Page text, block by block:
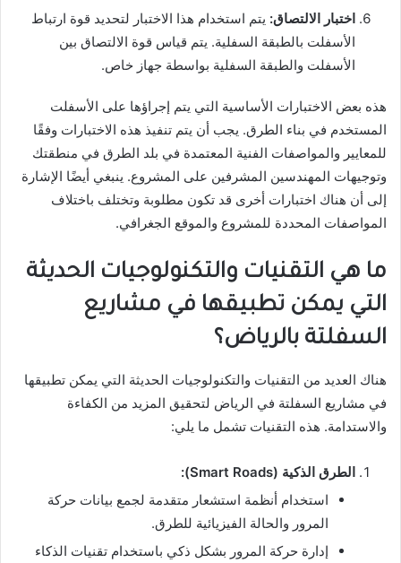
اختبار الالتصاق: يتم استخدام هذا الاختبار لتحديد قوة ارتباط
الأسفلت بالطبقة السفلية. يتم قياس قوة الالتصاق بين
الأسفلت والطبقة السفلية بواسطة جهاز خاص.
هذه بعض الاختبارات الأساسية التي يتم إجراؤها على الأسفلت
المستخدم في بناء الطرق. يجب أن يتم تنفيذ هذه الاختبارات وفقًا
للمعايير والمواصفات الفنية المعتمدة في بلد الطرق في منطقتك
وتوجيهات المهندسين المشرفين على المشروع. ينبغي أيضًا الإشارة
إلى أن هناك اختبارات أخرى قد تكون مطلوبة وتختلف باختلاف
المواصفات المحددة للمشروع والموقع الجغرافي.
ما هي التقنيات والتكنولوجيات الحديثة
التي يمكن تطبيقها في مشاريع
السفلتة بالرياض؟
هناك العديد من التقنيات والتكنولوجيات الحديثة التي يمكن تطبيقها
في مشاريع السفلتة في الرياض لتحقيق المزيد من الكفاءة
والاستدامة. هذه التقنيات تشمل ما يلي:
الطرق الذكية (Smart Roads):
استخدام أنظمة استشعار متقدمة لجمع بيانات حركة
المرور والحالة الفيزيائية للطرق.
إدارة حركة المرور بشكل ذكي باستخدام تقنيات الذكاء